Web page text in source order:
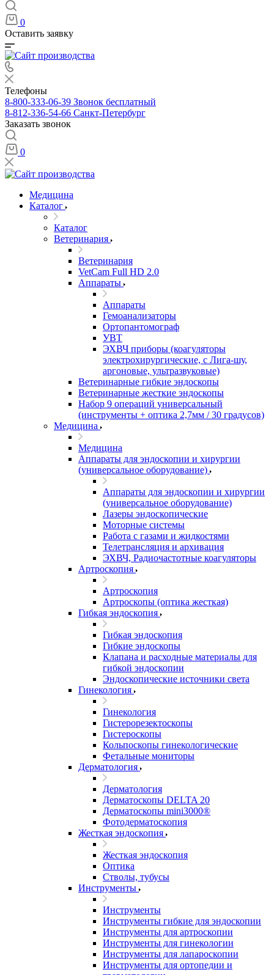
0
Оставить заявку
Телефоны
8-800-333-06-39 Звонок бесплатный
8-812-336-54-66 Санкт-Петербург
Заказать звонок
0
Медицина
Каталог
Каталог
Ветеринария
Ветеринария
VetCam Full HD 2.0
Аппараты
Аппараты
Гемоанализаторы
Ортопантомограф
УВТ
ЭХВЧ приборы (коагуляторы
электрохирургические, с Лига-шу,
аргоновые, ультразвуковые)
Ветеринарные гибкие эндоскопы
Ветеринарные жесткие эндоскопы
Набор 9 операций универсальный
(инструменты + оптика 2,7мм / 30 градусов)
Медицина
Медицина
Аппараты для эндоскопии и хирургии
(универсальное оборудование)
Аппараты для эндоскопии и хирургии
(универсальное оборудование)
Лазеры эндоскопические
Моторные системы
Работа с газами и жидкостями
Телетрансляция и архивация
ЭХВЧ, Радиочастотные коагуляторы
Артроскопия
Артроскопия
Артроскопы (оптика жесткая)
Гибкая эндоскопия
Гибкая эндоскопия
Гибкие эндоскопы
Клапана и расходные материалы для
гибкой эндоскопии
Эндоскопические источники света
Гинекология
Гинекология
Гистерорезектоскопы
Гистероскопы
Кольпоскопы гинекологические
Фетальные мониторы
Дерматология
Дерматология
Дерматоскопы DELTA 20
Дерматоскопы mini3000®
Фотодерматоскопия
Жесткая эндоскопия
Жесткая эндоскопия
Оптика
Стволы, тубусы
Инструменты
Инструменты
Инструменты гибкие для эндоскопии
Инструменты для артроскопии
Инструменты для гинекологии
Инструменты для лапароскопии
Инструменты для ортопедии и